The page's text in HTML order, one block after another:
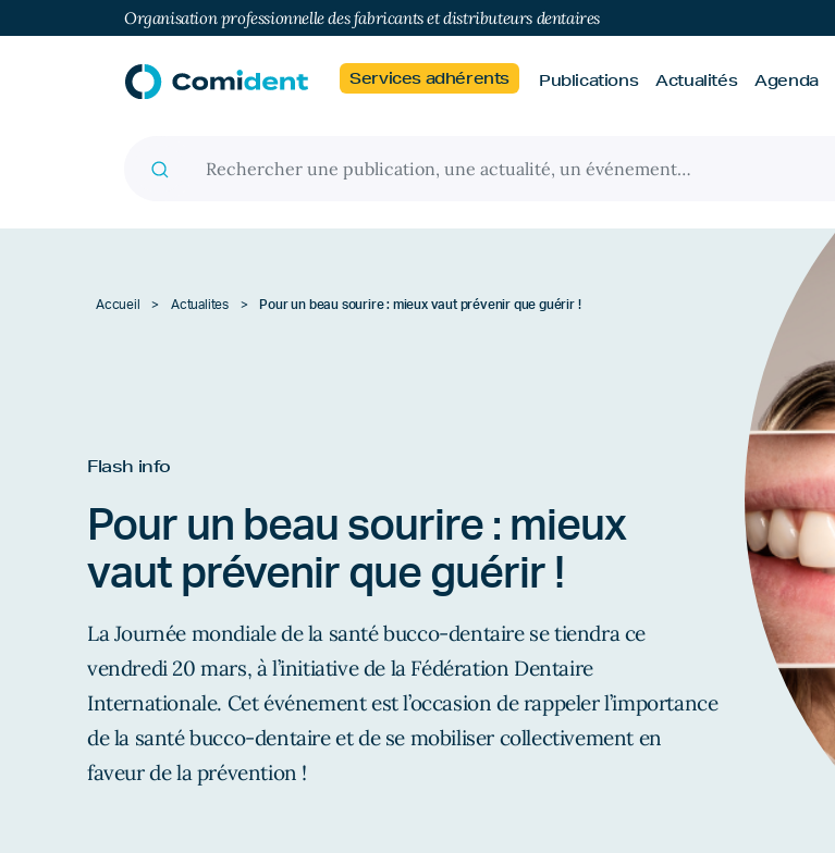
Organisation professionnelle des fabricants et distributeurs dentaires
Services adhérents Publications Actualités Agenda
Accueil > Actualites > Pour un beau sourire : mieux vaut prévenir que guérir !
Flash info
Pour un beau sourire : mieux
vaut prévenir que guérir !
La Journée mondiale de la santé bucco-dentaire se tiendra ce
vendredi 20 mars, à l’initiative de la Fédération Dentaire
Internationale. Cet événement est l’occasion de rappeler l’importance
de la santé bucco-dentaire et de se mobiliser collectivement en
faveur de la prévention !